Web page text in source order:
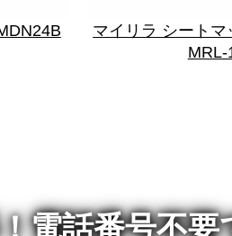
マイリラ シート
MRL-
電話番号不要